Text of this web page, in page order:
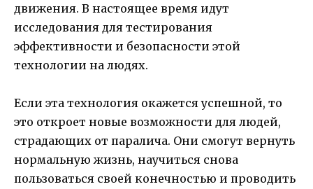
движения. В настоящее время идут
исследования для тестирования
эффективности и безопасности этой
технологии на людях.
Если эта технология окажется успешной, то
это откроет новые возможности для людей,
страдающих от паралича. Они смогут вернуть
нормальную жизнь, научиться снова
пользоваться своей конечностью и проводить